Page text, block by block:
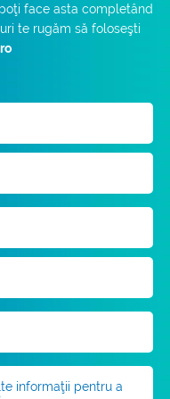
face asta completând
te rugăm să foloseşti